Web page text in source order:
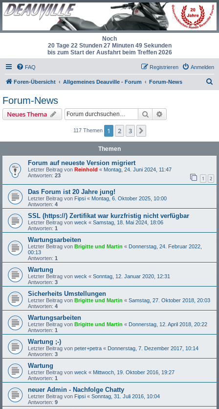
Noch
20 Tage 22 Stunden 27 Minuten 48 Sekunden
bis zum Start der Ausfahrt beim Treffen 2026
FAQ Anmelden
Registrieren
Foren-Übersicht Allgemeines Deauville - Forum Forum-News
Forum-News
Neues Thema Suche
117 Themen 1 2 3
Themen
Forum auf neueste Version migriert
Letzter Beitrag von Reinhold « Montag, 24. Juni 2024, 11:47
Antworten: 23 1 2
Das Forum ist 20 Jahre jung!
Letzter Beitrag von Fipsi « Montag, 6. Oktober 2025, 10:00
Antworten: 4
SSL (https://) Zertifikat war kurzfristig nicht verfügbar
Letzter Beitrag von weck « Samstag, 18. Mai 2024, 18:06
Antworten: 1
Wartungsarbeiten
Letzter Beitrag von Brigitte und Martin « Donnerstag, 24. Februar 2022,
00:13
Antworten: 1
Wartung
Letzter Beitrag von weck « Sonntag, 12. Januar 2020, 12:31
Antworten: 3
Sicherheits Umstellungen
Letzter Beitrag von Brigitte und Martin « Samstag, 27. Oktober 2018, 20:03
Antworten: 4
Wartungsarbeiten
Letzter Beitrag von Brigitte und Martin « Donnerstag, 12. April 2018, 20:22
Antworten: 1
Wartung ;-)
Letzter Beitrag von peter+petra « Donnerstag, 7. Dezember 2017, 10:14
Antworten: 3
Wartung
Letzter Beitrag von weck « Mittwoch, 19. Oktober 2016, 19:27
Antworten: 1
neuer Admin - Nachfolge Chatty
Letzter Beitrag von Fipsi « Sonntag, 31. Juli 2016, 10:04
Antworten: 9